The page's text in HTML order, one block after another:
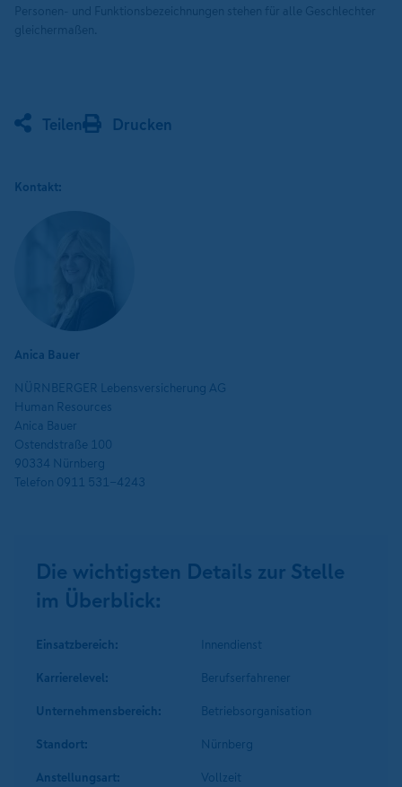
Teilen Drucken
Kontakt:
Anica Bauer
NÜRNBERGER Lebensversicherung AG
Human Resources
Anica Bauer
Ostendstraße 100
90334 Nürnberg
Telefon 0911 531-4243
Die wichtigsten Details zur Stelle
im Überblick:
Einsatzbereich:
Innendienst
Karrierelevel:
Berufserfahrener
Unternehmens­bereich:
Betriebsorganisation
Standort:
Nürnberg
Anstellungsart:
Vollzeit